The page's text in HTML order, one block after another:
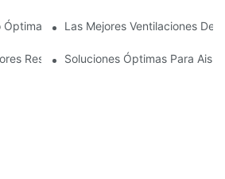
Óptima DuraderaLas Mejores Ventilaciones De
Respiraderos De Techo Para La
Soluciones Óptimas Para